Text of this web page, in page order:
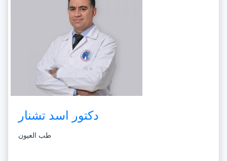
دكتور اسد تشنار
طب العيون